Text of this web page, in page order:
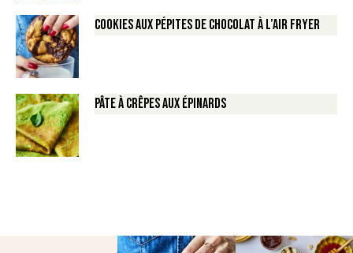
Cookies aux pépites de Chocolat à l’air fryer
Pâte à crêpes aux épinards